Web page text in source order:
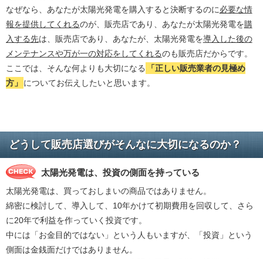
なぜなら、あなたが太陽光発電を購入すると決断するのに必要な情
報を提供してくれるのが、販売店であり、あなたが太陽光発電を購
入する先は、販売店であり、あなたが、太陽光発電を導入した後の
メンテナンスや万が一の対応をしてくれるのも販売店だからです。
ここでは、そんな何よりも大切になる
「正しい販売業者の見極め
方」
についてお伝えしたいと思います。
どうして販売店選びがそんなに大切になるのか？
太陽光発電は、投資の側面を持っている
太陽光発電は、買っておしまいの商品ではありません。
綿密に検討して、導入して、10年かけて初期費用を回収して、さら
に20年で利益を作っていく投資です。
中には「お金目的ではない」という人もいますが、「投資」という
側面は金銭面だけではありません。